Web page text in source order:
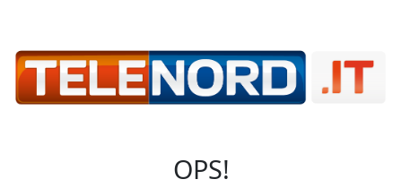
OPS!